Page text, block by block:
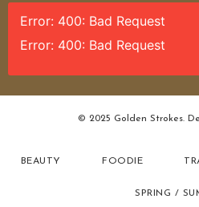
Error: 400: Bad Request
Error: 400: Bad Request
© 2025 Golden Strokes.
BEAUTY FOODIE
SPRING /